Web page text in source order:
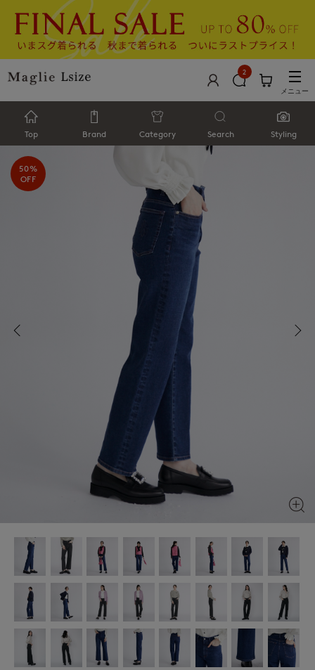
2
メニュー
Top Brand Category Search Styling
50%
OFF